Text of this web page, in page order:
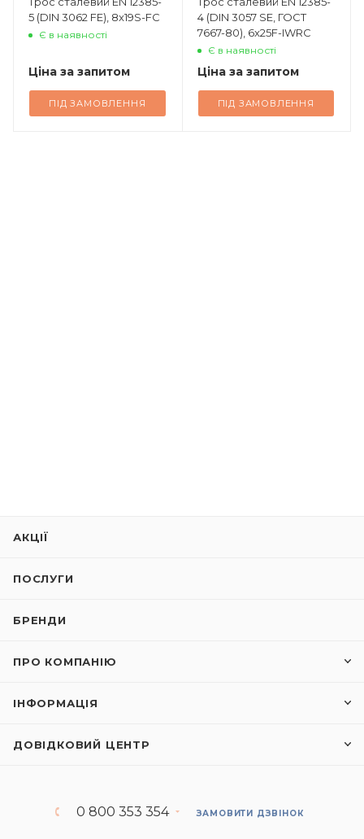
5 (DIN 3062 FE), 8x19S-FC
Є в наявності
Ціна за запитом
ПІД ЗАМОВЛЕННЯ
4 (DIN 3057 SE, ГОСТ
7667-80), 6x25F-IWRC
Є в наявності
Ціна за запитом
ПІД ЗАМОВЛЕННЯ
АКЦІЇ
ПОСЛУГИ
БРЕНДИ
ПРО КОМПАНІЮ
ІНФОРМАЦІЯ
ДОВІДКОВИЙ ЦЕНТР
0 800 353 354 ЗАМОВИТИ ДЗВІНОК